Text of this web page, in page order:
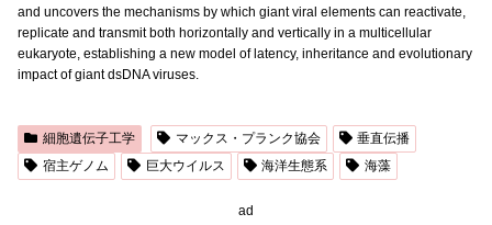
and uncovers the mechanisms by which giant viral elements can reactivate,
replicate and transmit both horizontally and vertically in a multicellular
eukaryote, establishing a new model of latency, inheritance and evolutionary
impact of giant dsDNA viruses.
細胞遺伝子工学 マックス・プランク協会
垂直伝播
宿主ゲノム
巨大ウイルス 海洋生態系 海藻
ad